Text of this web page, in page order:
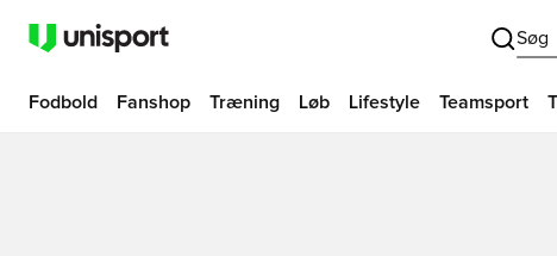
Søg
Fodbold Fanshop Træning Løb Lifestyle Teamsport